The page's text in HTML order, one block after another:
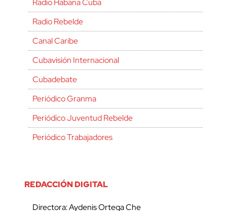
Radio Rebelde
Canal Caribe
Cubavisión Internacional
Cubadebate
Periódico Granma
Periódico Juventud Rebelde
Periódico Trabajadores
REDACCIÓN DIGITAL
Directora: Aydenis Ortega Che